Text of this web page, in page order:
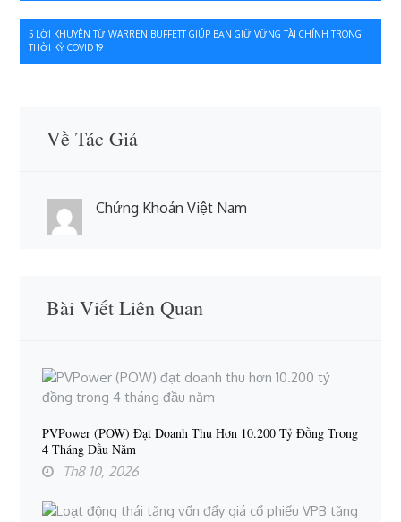
bài
viết
5 LỜI KHUYÊN TỪ WARREN BUFFETT GIÚP BẠN GIỮ VỮNG TÀI CHÍNH TRONG
THỜI KỲ COVID 19
Về Tác Giả
Chứng Khoán Việt Nam
Bài Viết Liên Quan
PVPower (POW) Đạt Doanh Thu Hơn 10.200 Tỷ Đồng Trong
4 Tháng Đầu Năm
Th8 10, 2026